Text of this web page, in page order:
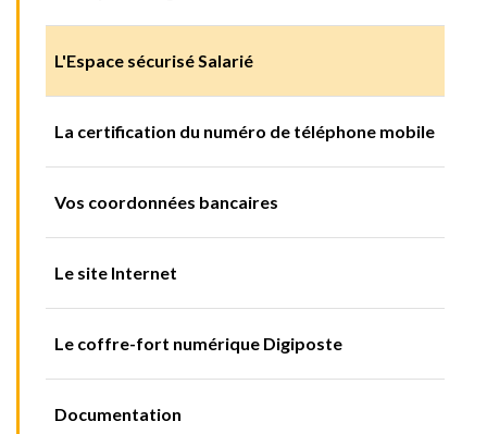
L'Espace sécurisé Salarié
La certification du numéro de téléphone mobile
Vos coordonnées bancaires
Le site Internet
Le coffre-fort numérique Digiposte
Documentation